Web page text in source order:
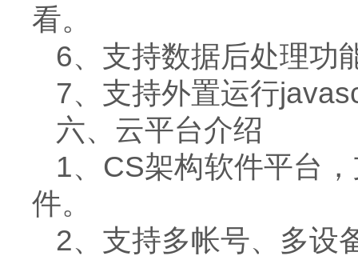
看。
6、支持数据后处理功
7、支持外置运行
六、云平台介绍
1、CS架构软件平台
件。
2、支持多帐号、多设